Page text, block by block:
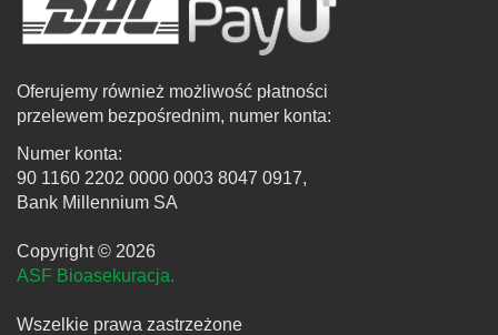
Oferujemy również możliwość płatności
przelewem bezpośrednim, numer konta:
Numer konta:
90 1160 2202 0000 0003 8047 0917,
Bank Millennium SA
Copyright © 2026
ASF Bioasekuracja.
Wszelkie prawa zastrzeżone